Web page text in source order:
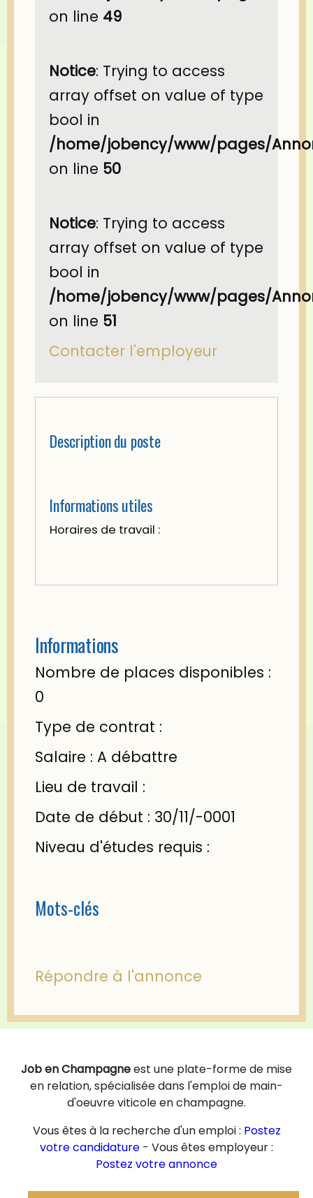
on line 49
Notice: Trying to access
array offset on value of type
bool in
/home/jobency/www/pages/
on line 50
Notice: Trying to access
array offset on value of type
bool in
/home/jobency/www/pages/
on line 51
Contacter l'employeur
Description du poste
Informations utiles
Horaires de travail :
Informations
Nombre de places disponibles :
0
Type de contrat :
Salaire : A débattre
Lieu de travail :
Date de début : 30/11/-0001
Niveau d'études requis :
Mots-clés
Répondre à l'annonce
Job en Champagneest une plate-forme de mise
en relation, spécialisée dans l'emploi de main-
d'oeuvre viticole en champagne.
Vous êtes à la recherche d'un emploi : Postez
votre candidature - Vous êtes employeur :
Postez votre annonce